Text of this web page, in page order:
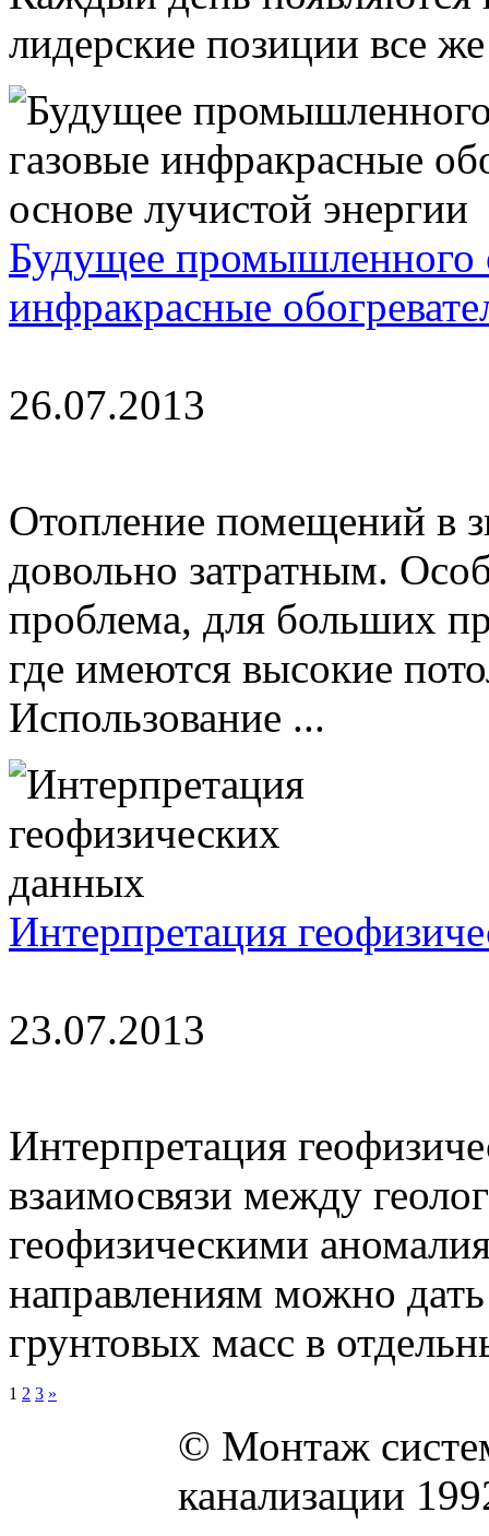
лидерские позиции все
Будущее промышленного
инфракрасные
26.07.2013
Отопление помещений в
довольно затратным.
проблема, для больших
где имеются высокие
Использование ...
Интерпретация
23.07.2013
Интерпретация
взаимосвязи между
геофизическими
направлениям можно
грунтовых масс в
1 2 3 »
© Монтаж
канализации